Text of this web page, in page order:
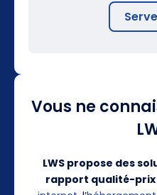
Vous ne
LWS propose des
rapport qualité-prix